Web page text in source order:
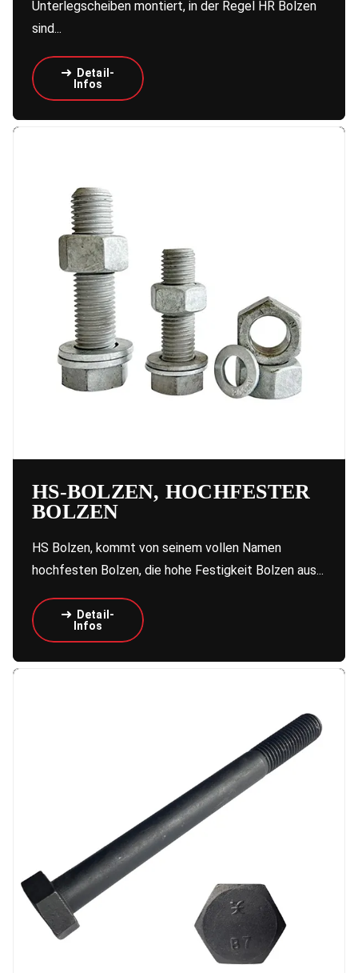
Unterlegscheiben montiert, in der Regel HR Bolzen
sind...
Detail-
Infos
HS-BOLZEN, HOCHFESTER
BOLZEN
HS Bolzen, kommt von seinem vollen Namen
hochfesten Bolzen, die hohe Festigkeit Bolzen aus...
Detail-
Infos